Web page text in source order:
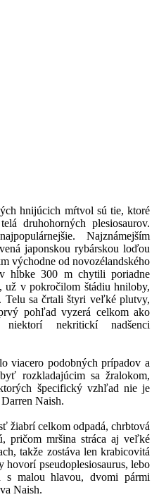
hnijúcich mŕtvol sú tie, ktoré
druhohorných plesiosaurov.
Najznámejším
japonskou rybárskou loďou
východne od novozélandského
hĺbke 300 m chytili poriadne
v pokročilom štádiu hniloby,
Telu sa črtali štyri veľké plutvy,
pohľad vyzerá celkom ako
nekritickí nadšenci
viacero podobných prípadov a
rozkladajúcim sa žralokom,
špecifický vzhľad nie je
Naish.
žiabrí celkom odpadá, chrbtová
pričom mršina stráca aj veľké
takže zostáva len krabicovitá
hovorí pseudoplesiosaurus, lebo
malou hlavou, dvomi pármi
Naish.